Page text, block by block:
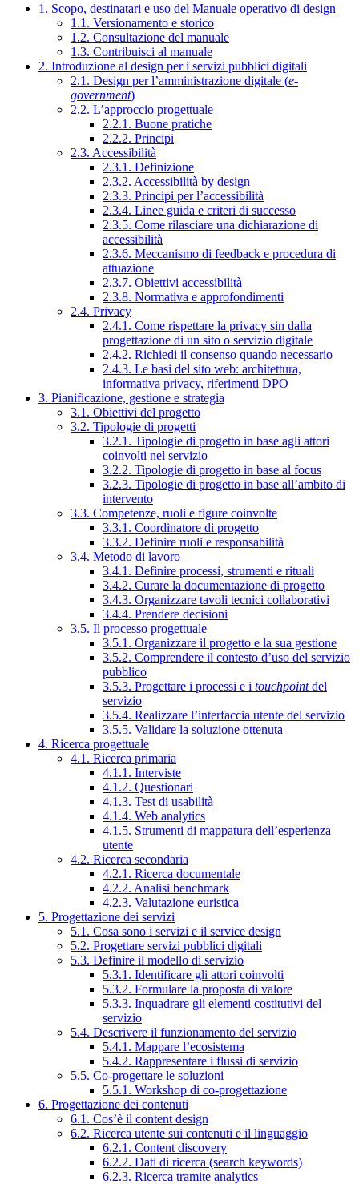
1. Scopo, destinatari e uso del Manuale operativo di design
1.1. Versionamento e storico
1.2. Consultazione del manuale
1.3. Contribuisci al manuale
2. Introduzione al design per i servizi pubblici digitali
2.1. Design per l’amministrazione digitale (e-
government)
2.2. L’approccio progettuale
2.2.1. Buone pratiche
2.2.2. Principi
2.3. Accessibilità
2.3.1. Definizione
2.3.2. Accessibilità by design
2.3.3. Principi per l’accessibilità
2.3.4. Linee guida e criteri di successo
2.3.5. Come rilasciare una dichiarazione di
accessibilità
2.3.6. Meccanismo di feedback e procedura di
attuazione
2.3.7. Obiettivi accessibilità
2.3.8. Normativa e approfondimenti
2.4. Privacy
2.4.1. Come rispettare la privacy sin dalla
progettazione di un sito o servizio digitale
2.4.2. Richiedi il consenso quando necessario
2.4.3. Le basi del sito web: architettura,
informativa privacy, riferimenti DPO
3. Pianificazione, gestione e strategia
3.1. Obiettivi del progetto
3.2. Tipologie di progetti
3.2.1. Tipologie di progetto in base agli attori
coinvolti nel servizio
3.2.2. Tipologie di progetto in base al focus
3.2.3. Tipologie di progetto in base all’ambito di
intervento
3.3. Competenze, ruoli e figure coinvolte
3.3.1. Coordinatore di progetto
3.3.2. Definire ruoli e responsabilità
3.4. Metodo di lavoro
3.4.1. Definire processi, strumenti e rituali
3.4.2. Curare la documentazione di progetto
3.4.3. Organizzare tavoli tecnici collaborativi
3.4.4. Prendere decisioni
3.5. Il processo progettuale
3.5.1. Organizzare il progetto e la sua gestione
3.5.2. Comprendere il contesto d’uso del servizio
pubblico
3.5.3. Progettare i processi e i touchpointdel
servizio
3.5.4. Realizzare l’interfaccia utente del servizio
3.5.5. Validare la soluzione ottenuta
4. Ricerca progettuale
4.1. Ricerca primaria
4.1.1. Interviste
4.1.2. Questionari
4.1.3. Test di usabilità
4.1.4. Web analytics
4.1.5. Strumenti di mappatura dell’esperienza
utente
4.2. Ricerca secondaria
4.2.1. Ricerca documentale
4.2.2. Analisi benchmark
4.2.3. Valutazione euristica
5. Progettazione dei servizi
5.1. Cosa sono i servizi e il service design
5.2. Progettare servizi pubblici digitali
5.3. Definire il modello di servizio
5.3.1. Identificare gli attori coinvolti
5.3.2. Formulare la proposta di valore
5.3.3. Inquadrare gli elementi costitutivi del
servizio
5.4. Descrivere il funzionamento del servizio
5.4.1. Mappare l’ecosistema
5.4.2. Rappresentare i flussi di servizio
5.5. Co-progettare le soluzioni
5.5.1. Workshop di co-progettazione
6. Progettazione dei contenuti
6.1. Cos’è il content design
6.2. Ricerca utente sui contenuti e il linguaggio
6.2.1. Content discovery
6.2.2. Dati di ricerca (search keywords)
6.2.3. Ricerca tramite analytics